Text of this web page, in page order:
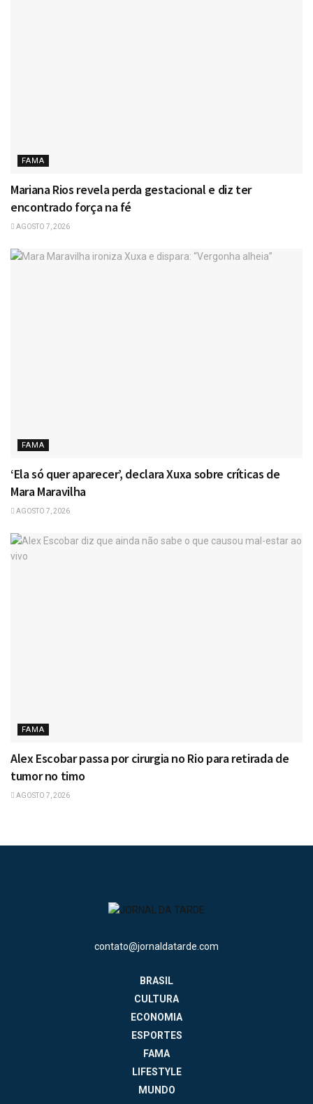
FAMA
Mariana Rios revela perda gestacional e diz ter
encontrado força na fé
AGOSTO 7, 2026
FAMA
‘Ela só quer aparecer’, declara Xuxa sobre críticas de
Mara Maravilha
AGOSTO 7, 2026
FAMA
Alex Escobar passa por cirurgia no Rio para retirada de
tumor no timo
AGOSTO 7, 2026
contato@jornaldatarde.com
BRASIL
CULTURA
ECONOMIA
ESPORTES
FAMA
LIFESTYLE
MUNDO